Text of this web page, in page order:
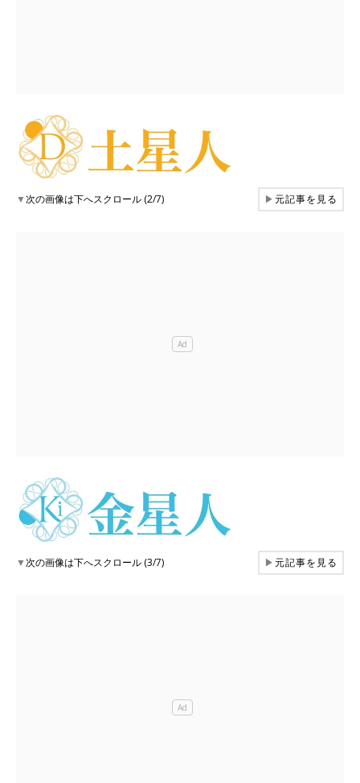
▼次の画像は下へスクロール (2/7) ▶元記事を見る
▼次の画像は下へスクロール (3/7) ▶元記事を見る